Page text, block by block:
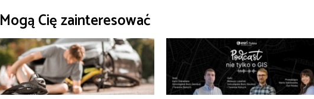
Mogą Cię zainteresować